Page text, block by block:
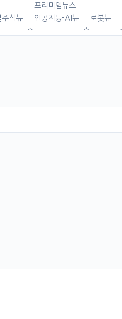
주식뉴
프리미엄뉴스
인공지능-AI뉴
스
로봇뉴
스